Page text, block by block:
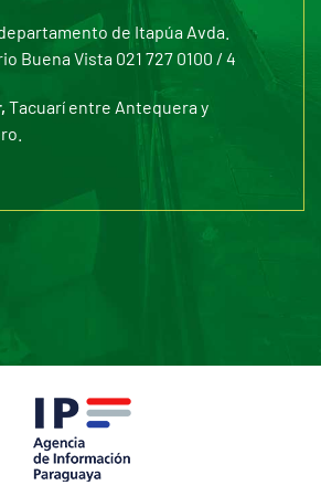
de Itapúa Avda.
Buena Vista 021 727 0100 / 4
Tacuarí entre Antequera y